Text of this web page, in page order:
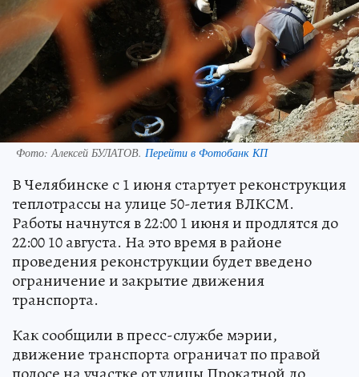
Фото:Алексей БУЛАТОВ. Перейти в Фотобанк КП
В Челябинске с 1 июня стартует реконструкция
теплотрассы на улице 50-летия ВЛКСМ.
Работы начнутся в 22:00 1 июня и продлятся до
22:00 10 августа. На это время в районе
проведения реконструкции будет введено
ограничение и закрытие движения
транспорта.
Как сообщили в пресс-службе мэрии,
движение транспорта ограничат по правой